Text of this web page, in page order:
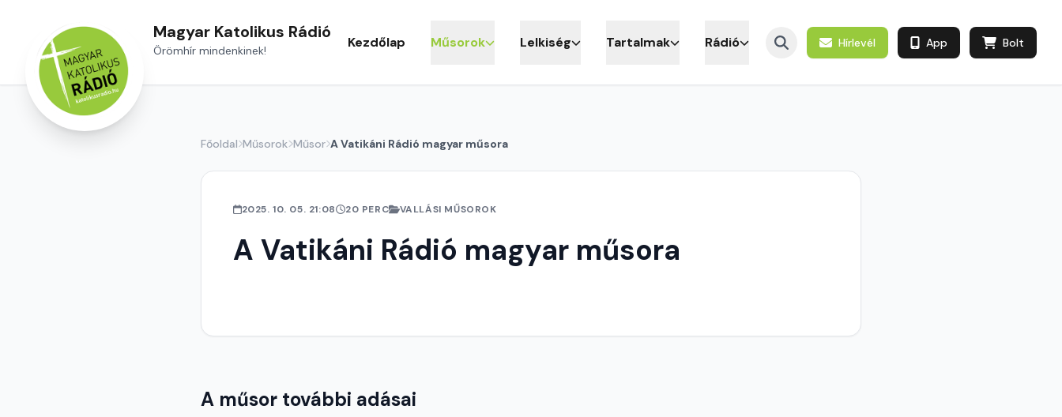
Magyar Katolikus Rádió
Örömhír mindenkinek! Kezdőlap Műsorok Lelkiség Tartalmak Rádió Hírlevél App Bolt
Főoldal Műsorok Műsor A Vatikáni Rádió magyar műsora
2025. 10. 05. 21:08 20 PERC VALLÁSI MŰSOROK
A Vatikáni Rádió magyar műsora
A műsor további adásai